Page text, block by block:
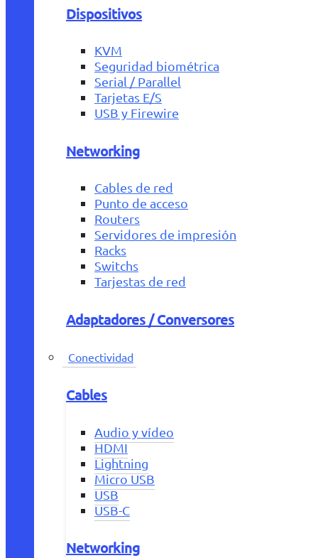
Dispositivos
KVM
Seguridad biométrica
Serial / Parallel
Tarjetas E/S
USB y Firewire
Networking
Cables de red
Punto de acceso
Routers
Servidores de impresión
Racks
Switchs
Tarjestas de red
Adaptadores / Conversores
Conectividad
Cables
Audio y vídeo
HDMI
Lightning
Micro USB
USB
USB-C
Networking